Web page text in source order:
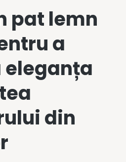
pat lemn
a
din